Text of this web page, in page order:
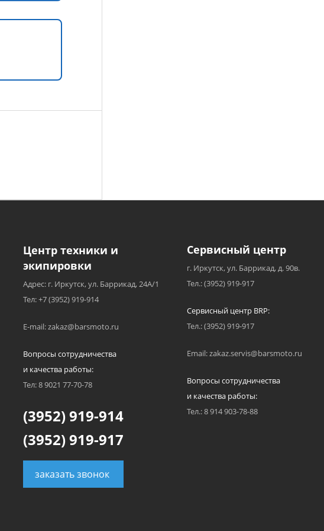
Центр техники и
экипировки
Адрес: г. Иркутск, ул. Баррикад, 24А/1
Тел: +7 (3952) 919-914
E-mail: zakaz@barsmoto.ru
Вопросы сотрудничества
и качества работы:
Тел: 8 9021 77-70-78
(3952) 919-914
(3952) 919-917
заказать звонок
Сервисный центр
г. Иркутск, ул. Баррикад, д. 90в.
Тел.: (3952) 919-917
Сервисный центр BRP:
Тел.: (3952) 919-917
Email: zakaz.servis@barsmoto.ru
Вопросы сотрудничества
и качества работы:
Тел.: 8 914 903-78-88